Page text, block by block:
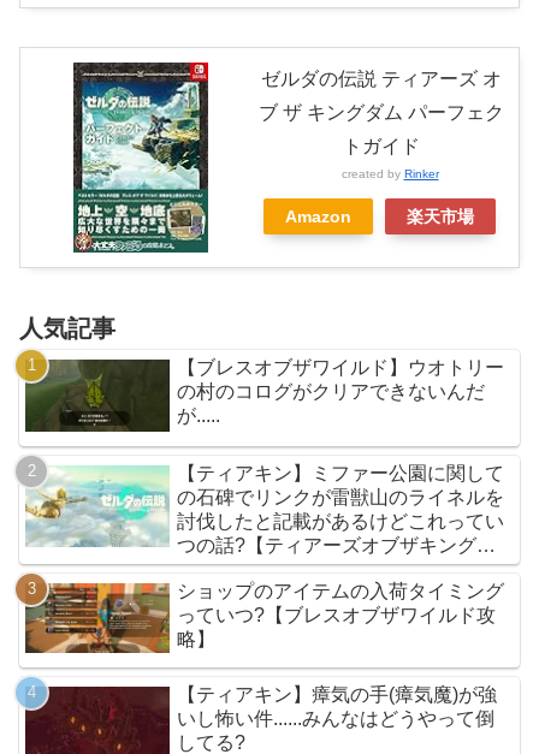
ゼルダの伝説 ティアーズ オ
ブ ザ キングダム パーフェク
トガイド
created by Rinker
Amazon 楽天市場
人気記事
【ブレスオブザワイルド】ウオトリー
の村のコログがクリアできないんだ
が.....
【ティアキン】ミファー公園に関して
の石碑でリンクが雷獣山のライネルを
討伐したと記載があるけどこれってい
つの話?【ティアーズオブザキングダ
ム】
ショップのアイテムの入荷タイミング
っていつ?【ブレスオブザワイルド攻
略】
【ティアキン】瘴気の手(瘴気魔)が強
いし怖い件......みんなはどうやって倒
してる?